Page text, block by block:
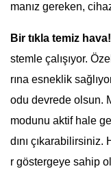
manız gereken,
Bir tıkla temiz hava!
stemle çalışıyor.
rına esneklik
odu devrede olsun.
modunu aktif hale
dını
r göstergeye sahip